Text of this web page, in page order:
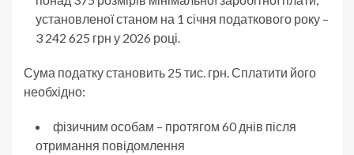
установленої станом на 1 січня податкового року –
3 242 625 грн у 2026 році.
Сума податку становить 25 тис. грн. Сплатити його
необхідно:
фізичним особам – протягом 60 днів після
отримання повідомлення